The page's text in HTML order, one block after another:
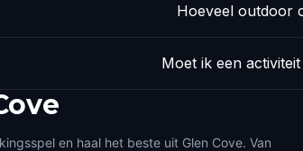
Hoeveel outdoor
Moet ik een
en haal het beste uit Glen Cove. Van